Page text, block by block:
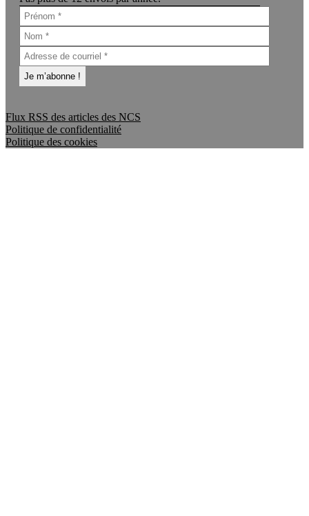
Flux RSS des articles des NCS
Politique de confidentialité
Politique des cookies